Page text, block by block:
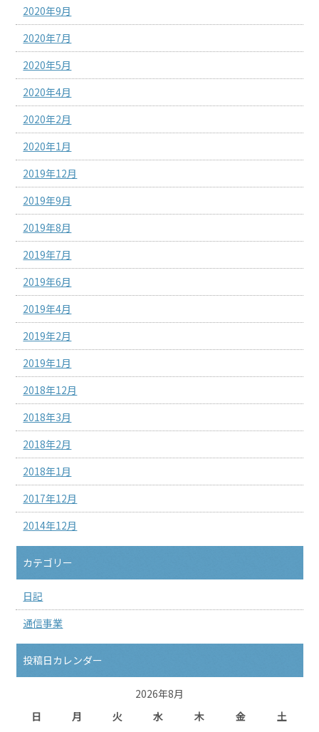
2020年9月
2020年7月
2020年5月
2020年4月
2020年2月
2020年1月
2019年12月
2019年9月
2019年8月
2019年7月
2019年6月
2019年4月
2019年2月
2019年1月
2018年12月
2018年3月
2018年2月
2018年1月
2017年12月
2014年12月
カテゴリー
日記
通信事業
投稿日カレンダー
2026年8月
日
月 火 水 木 金
土